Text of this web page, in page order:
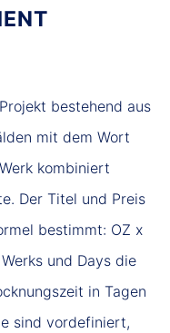
bestehend aus
mit dem Wort
kombiniert
Der Titel und Preis
bestimmt: OZ x
und Days die
in Tagen
sind vordefiniert,